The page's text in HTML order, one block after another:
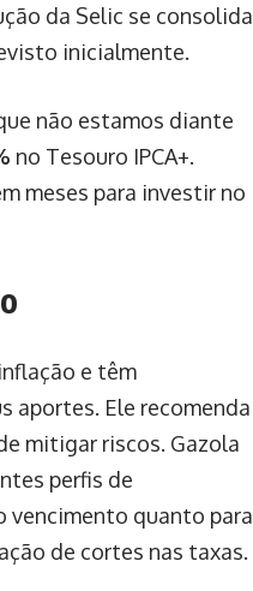
da Selic se consolida
inicialmente.
não estamos diante
no Tesouro IPCA+.
meses para investir no
e têm
aportes. Ele recomenda
mitigar riscos. Gazola
perfis de
vencimento quanto para
de cortes nas taxas.